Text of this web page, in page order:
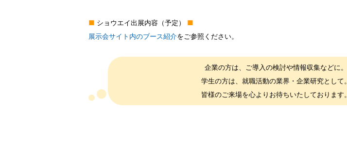
■ ショウエイ出展内容（予定） ■
展示会サイト内のブース紹介をご参照ください。
企業の方は、ご導入の検討や情報収集などに。
学生の方は、就職活動の業界・企業研究として。
皆様のご来場を心よりお待ちいたしております。